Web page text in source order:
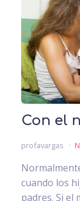
Con el
profavargas
cuando los
padres. Si el